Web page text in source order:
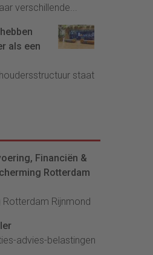
verschillende...
als een
staat
Financiën &
Rotterdam
Rijnmond
advies-belastingen